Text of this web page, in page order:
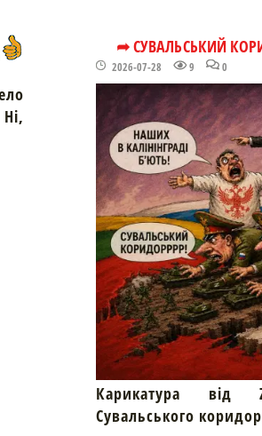
➦ СУВАЛЬСЬКИЙ
2026-07-28 9 0
Карикатура від
Сувальського